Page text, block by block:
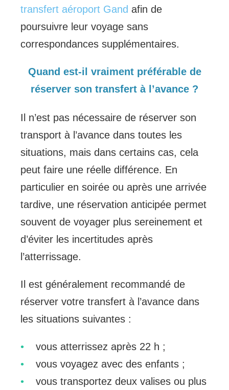
transfert aéroport Gand afin de
poursuivre leur voyage sans
correspondances supplémentaires.
Quand est-il vraiment préférable de
réserver son transfert à l’avance ?
Il n’est pas nécessaire de réserver son
transport à l’avance dans toutes les
situations, mais dans certains cas, cela
peut faire une réelle différence. En
particulier en soirée ou après une arrivée
tardive, une réservation anticipée permet
souvent de voyager plus sereinement et
d’éviter les incertitudes après
l’atterrissage.
Il est généralement recommandé de
réserver votre transfert à l’avance dans
les situations suivantes :
vous atterrissez après 22 h ;
vous voyagez avec des enfants ;
vous transportez deux valises ou plus